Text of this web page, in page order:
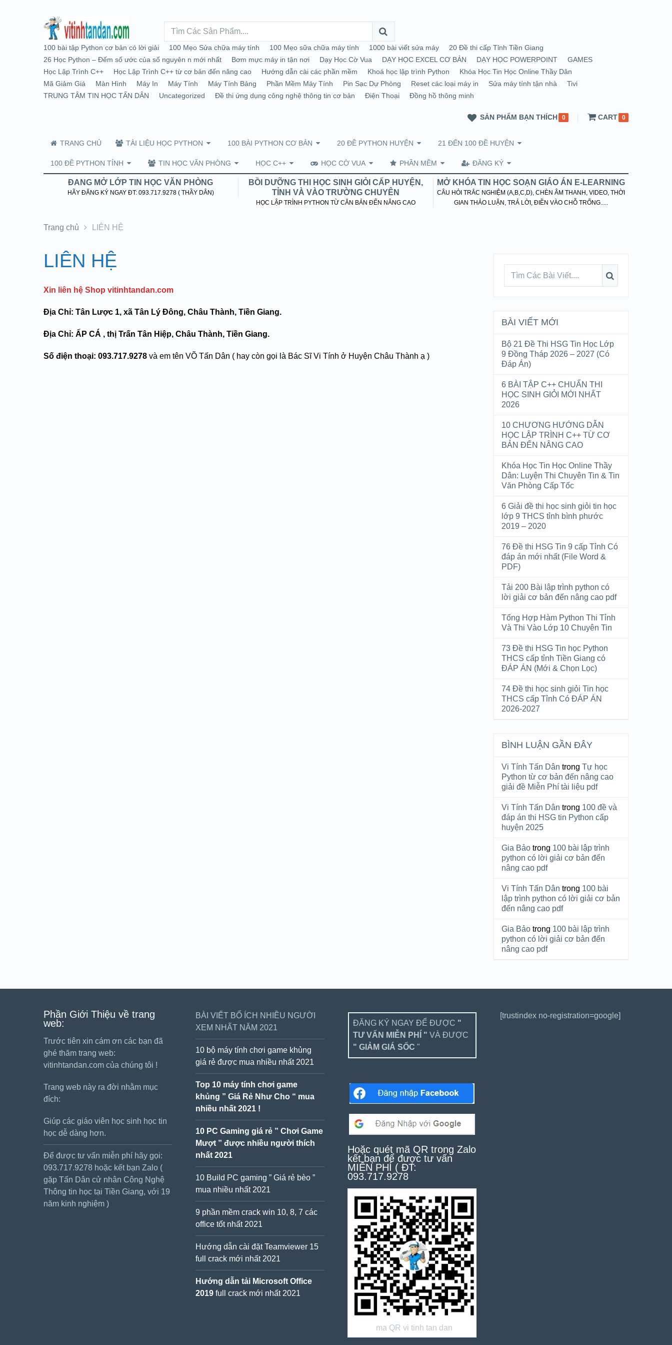
100 bài tập Python cơ bản có lời giải 100 Mẹo Sửa chữa máy tính 100 Mẹo sữa chữa máy tính 1000 bài viết sửa máy
20 Đề thi cấp Tỉnh Tiền Giang
26 Học Python – Đếm số ước của số nguyên n mới nhất
Bơm mực máy in tận nơi Dạy Học Cờ Vua DẠY HỌC EXCEL CƠ BẢN DẠY HỌC POWERPOINT
GAMES
Học Lập Trình C++
Học Lập Trình C++ từ cơ bản đến nâng cao Hướng dẫn cài các phần mềm Khoá học lập trình Python
Khóa Học Tin Học Online Thầy Dân
Mã Giảm Giá
Màn Hình Máy In Máy Tính Máy Tính Bảng Phần Mềm Máy Tính Pin Sạc Dự Phòng Reset các loại máy in Sửa máy tính tận nhà
Tivi
TRUNG TÂM TIN HỌC TẤN DÂN
Uncategorized Đề thi ứng dụng công nghệ thông tin cơ bản Điện Thoại Đồng hồ thông minh
SẢN PHẨM BẠN THÍCH 0 CART 0
TRANG CHỦ TÀI LIỆU HỌC PYTHON 100 BÀI PYTHON CƠ BẢN 20 ĐỀ PYTHON HUYỆN 21 ĐẾN 100 ĐỀ HUYỆN
100 ĐỀ PYTHON TỈNH TIN HỌC VĂN PHÒNG HỌC C++ HỌC CỜ VUA PHẦN MỀM ĐĂNG KÝ
ĐANG MỞ LỚP TIN HỌC VĂN PHÒNG
HÃY ĐĂNG KÝ NGAY ĐT: 093.717.9278 ( THẦY DÂN)
BỒI DƯỠNG THI HỌC SINH GIỎI CẤP HUYỆN,
TỈNH VÀ VÀO TRƯỜNG CHUYÊN
HỌC LẬP TRÌNH PYTHON TỪ CĂN BẢN ĐẾN NÂNG CAO
MỞ KHÓA TIN HỌC SOẠN GIÁO ÁN E-LEARNING
CÂU HỎI TRẮC NGHIỆM (A,B,C,D), CHÈN ÂM THANH, VIDEO, THỜI
GIAN THẢO LUẬN, TRẢ LỜI, ĐIỀN VÀO CHỖ TRỐNG.....
Trang chủ LIÊN HỆ
LIÊN HỆ
Xin liên hệ Shop vitinhtandan.com
Địa Chỉ: Tân Lược 1, xã Tân Lý Đông, Châu Thành, Tiền Giang.
Địa Chỉ: ẤP CÁ , thị Trấn Tân Hiệp, Châu Thành, Tiền Giang.
Số điện thoại: 093.717.9278 và em tên VÕ Tấn Dân ( hay còn gọi là Bác Sĩ Vi Tính ở Huyện Châu Thành ạ )
BÀI VIẾT MỚI
Bộ 21 Đề Thi HSG Tin Học Lớp
9 Đồng Tháp 2026 – 2027 (Có
Đáp Án)
6 BÀI TẬP C++ CHUẨN THI
HỌC SINH GIỎI MỚI NHẤT
2026
10 CHƯƠNG HƯỚNG DẪN
HỌC LẬP TRÌNH C++ TỪ CƠ
BẢN ĐẾN NÂNG CAO
Khóa Học Tin Học Online Thầy
Dân: Luyện Thi Chuyên Tin & Tin
Văn Phòng Cấp Tốc
6 Giải đề thi học sinh giỏi tin học
lớp 9 THCS tỉnh bình phước
2019 – 2020
76 Đề thi HSG Tin 9 cấp Tỉnh Có
đáp án mới nhất (File Word &
PDF)
Tải 200 Bài lập trình python có
lời giải cơ bản đến nâng cao pdf
Tổng Hợp Hàm Python Thi Tỉnh
Và Thi Vào Lớp 10 Chuyên Tin
73 Đề thi HSG Tin học Python
THCS cấp tỉnh Tiền Giang có
ĐÁP ÁN (Mới & Chọn Lọc)
74 Đề thi học sinh giỏi Tin học
THCS cấp Tỉnh Có ĐÁP ÁN
2026-2027
BÌNH LUẬN GẦN ĐÂY
Vi Tính Tấn Dân trongTự học
Python từ cơ bản đến nâng cao
giải đề Miễn Phí tài liệu pdf
Vi Tính Tấn Dân trong 100 đề và
đáp án thi HSG tin Python cấp
huyện 2025
Gia Bảo trong 100 bài lập trình
python có lời giải cơ bản đến
nâng cao pdf
Vi Tính Tấn Dân trong 100 bài
lập trình python có lời giải cơ bản
đến nâng cao pdf
Gia Bảo trong 100 bài lập trình
python có lời giải cơ bản đến
nâng cao pdf
Phần Giới Thiệu về trang
web:
Trước tiên xin cám ơn các bạn đã
ghé thăm trang web:
vitinhtandan.com của chúng tôi !
Trang web này ra đời nhằm mục
đích:
Giúp các giáo viên học sinh học tin
học dễ dàng hơn.
Để được tư vấn miễn phí hãy gọi:
093.717.9278 hoặc kết bạn Zalo (
gặp Tấn Dân cử nhân Công Nghệ
Thông tin học tại Tiền Giang, với 19
năm kinh nghiệm )
BÀI VIẾT BỔ ÍCH NHIỀU NGƯỜI
XEM NHẤT NĂM 2021
10 bộ máy tính chơi game khủng
giá rẻ được mua nhiều nhất 2021
Top 10 máy tính chơi game
khủng ” Giá Rẻ Như Cho “ mua
nhiều nhất 2021 !
10 PC Gaming giá rẻ ” Chơi Game
Mượt ” được nhiều người thích
nhất 2021
10 Build PC gaming ” Giá rẻ bèo ”
mua nhiều nhất 2021
9 phần mềm crack win 10, 8, 7 các
office tốt nhất 2021
Hướng dẫn cài đặt Teamviewer 15
full crack mới nhất 2021
Hướng dẫn tải Microsoft Office
2019 full crack mới nhất 2021
ĐĂNG KÝ NGAY ĐỂ ĐƯỢC "
TƯ VẤN MIỄN PHÍ " VÀ ĐƯỢC
" GIẢM GIÁ SỐC "
Hoặc quét mã QR trong Zalo
kết bạn để được tư vấn
MIỄN PHÍ ( ĐT:
093.717.9278
ma QR vi tinh tan dan
[trustindex no-registration=google]